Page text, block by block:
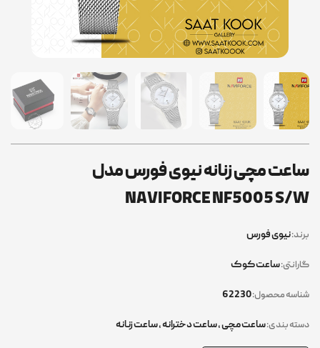
ساعت مچی زنانه نیوی فورس مدل
NAVIFORCE NF5005 S/W
برند:نیوی فورس
گارانتی:ساعت کوک
شناسه محصول:
دسته بندی:ساعت مچی,ساعت دخترانه,ساعت زنانه